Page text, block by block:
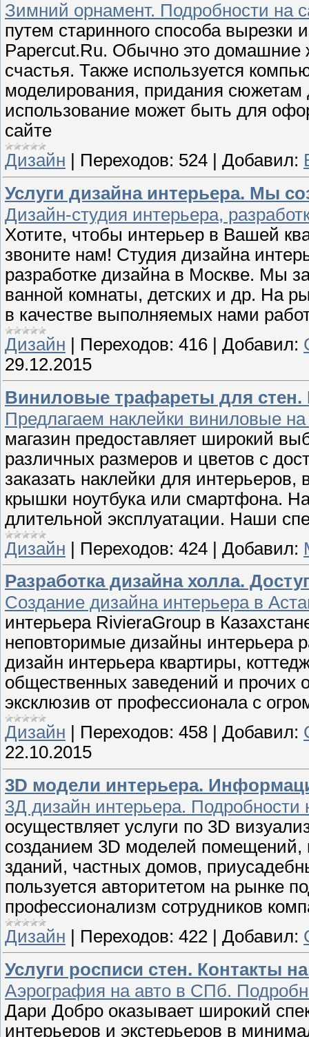
Зимний орнамент. Подробности на
путем старинного способа вырезки
Papercut.Ru. Обычно это
счастья. Также используется
моделирования, придания
использование может быть для
сайте
Дизайн
Переходов: 524 Добавил:
Услуги дизайна интерьера. Мы
Дизайн-студия интерьера,
Хотите, чтобы интерьер в Вашей
звоните нам! Студия дизайна
разработке дизайна в Москве. Мы
ванной комнаты, детских и др. На
в качестве выполняемых нами
Дизайн
Переходов: 416 Добавил:
29.12.2015
Виниловые трафареты для
Предлагаем наклейки виниловые
магазин предоставляет широкий
различных размеров и цветов с
заказать наклейки для
крышки ноутбука или смартфона.
длительной эксплуатации. Наши
Дизайн | Переходов: 424 | Добавил:
Разработка дизайна холла.
Создание дизайна интерьера в
интерьера RivieraGroup в
неповторимые дизайны интерьера
дизайн интерьера квартиры,
общественных заведений и прочих
эксклюзив от профессионала с
Дизайн
Переходов: 458 Добавил:
22.10.2015
3D модели интерьера.
3Д дизайн интерьера. Подробности
осуществляет услуги по 3D
созданием 3D моделей помещений,
зданий, частных домов,
пользуется авторитетом на рынке
профессионализм сотрудников
Дизайн
Переходов: 422 Добавил:
Услуги росписи стен. Контакты
Аэрография на авто в СПб.
Дари Добро оказывает широкий
интерьеров и экстерьеров в